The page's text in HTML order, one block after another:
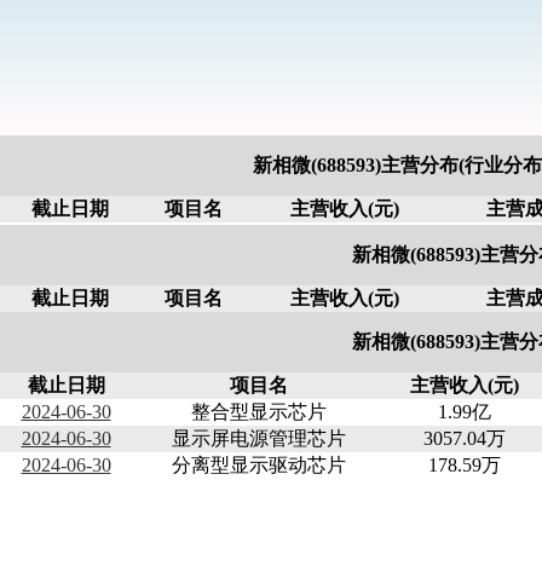
新相微(688593)主营分布(行业分
截止日期 项目名 主营收入(元) 主营
新相微(688593)主营
截止日期 项目名 主营收入(元) 主营
新相微(688593)主营
截止日期 项目名
主营收入(元)
2024-06-30
整合型显示芯片
1.99亿
2024-06-30
显示屏电源管理芯片
3057.04万
2024-06-30
分离型显示驱动芯片 178.59万